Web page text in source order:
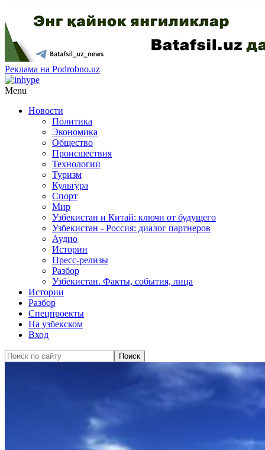
Реклама на Podrobno.uz
Menu
Новости
Политика
Экономика
Общество
Происшествия
Технологии
Туризм
Культура
Спорт
Мир
Узбекистан и Китай: ключи от будущего
Узбекистан - Россия: диалог партнеров
Аудио
Истории
Пресс-релизы
Разбор
Узбекистан. Факты, события, лица
Истории
Разбор
Спецпроекты
На узбекском
Вход